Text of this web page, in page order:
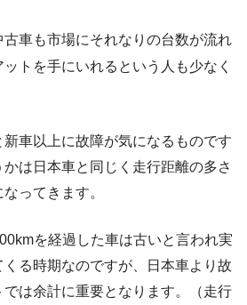
車も市場にそれなりの台数が流れ
トを手にいれるという人も少なく
車以上に故障が気になるものです
は日本車と同じく走行距離の多さ
ってきます。
を経過した車は古いと言われ実
る時期なのですが、日本車より故
は余計に重要となります。（走行